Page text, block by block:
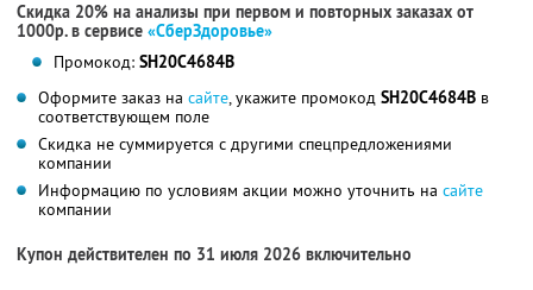
Скидка 20% на анализы при первом и повторных заказах от
1000р. в сервисе «СберЗдоровье»
Промокод: SH20C4684B
Оформите заказ на сайте, укажите промокод SH20C4684B в
соответствующем поле
Скидка не суммируется с другими спецпредложениями
компании
Информацию по условиям акции можно уточнить на сайте
компании
Купон действителен по 31 июля 2026 включительно